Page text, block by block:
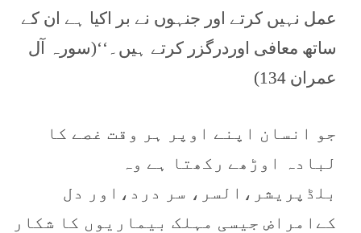
عمل نہیں کرتے اور جنہوں نے بر اکیا ہے ان کے
ساتھ معافی اوردرگزر کرتے ہیں۔‘‘(سورہ آل
عمران 134)
جو انسان اپنے اوپر ہر وقت غصے کا
لبادہ اوڑھے رکھتا ہے وہ
بلڈپریشر،السر، سر درد،اور دل
کےامراض جیسی مہلک بیماریوں کا شکار